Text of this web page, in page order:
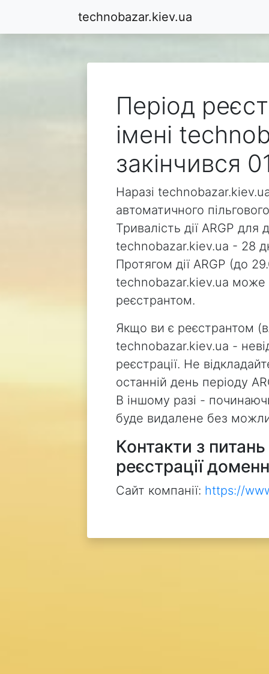
technobazar.kiev.ua
Період
імені
закінчився
Наразі
автоматичного
Тривалість дії ARGP для
technobazar.kiev.ua - 28
Протягом дії ARGP (до
technobazar.kiev.ua може
реєстрантом.
Якщо ви є реєстрантом
technobazar.kiev.ua -
реєстрації. Не
останній день періоду
В іншому разі -
буде видалене без
Контакти з
реєстрації
Сайт компанії: https://